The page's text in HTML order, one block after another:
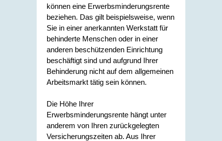
können eine Erwerbsminderungsrente
beziehen. Das gilt beispielsweise, wenn
Sie in einer anerkannten Werkstatt für
behinderte Menschen oder in einer
anderen beschützenden Einrichtung
beschäftigt sind und aufgrund Ihrer
Behinderung nicht auf dem allgemeinen
Arbeitsmarkt tätig sein können.
Die Höhe Ihrer
Erwerbsminderungsrente hängt unter
anderem von Ihren zurückgelegten
Versicherungszeiten ab. Aus Ihrer